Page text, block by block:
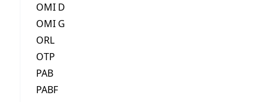
OMI D
OMI G
ORL
OTP
PAB
PABF